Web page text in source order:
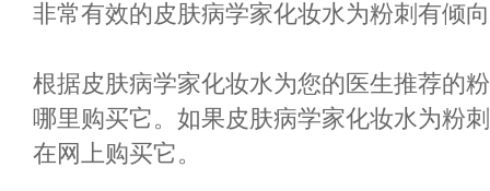
非常有效的皮肤病学家化妆水为粉刺有倾
根据皮肤病学家化妆水为您的医生推荐的
哪里购买它。如果皮肤病学家化妆水为粉
在网上购买它。